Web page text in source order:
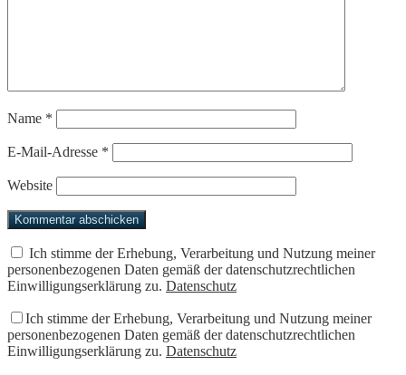
Name *
E-Mail-Adresse *
Website
Ich stimme der Erhebung, Verarbeitung und Nutzung meiner
personenbezogenen Daten gemäß der datenschutzrechtlichen
Einwilligungserklärung zu. Datenschutz
Ich stimme der Erhebung, Verarbeitung und Nutzung meiner
personenbezogenen Daten gemäß der datenschutzrechtlichen
Einwilligungserklärung zu. Datenschutz